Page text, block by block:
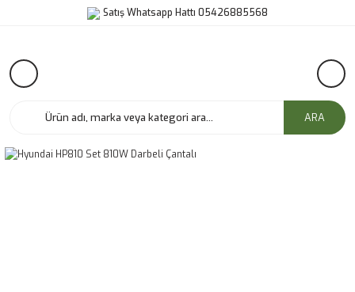
Satış Whatsapp Hattı 05426885568
ARA